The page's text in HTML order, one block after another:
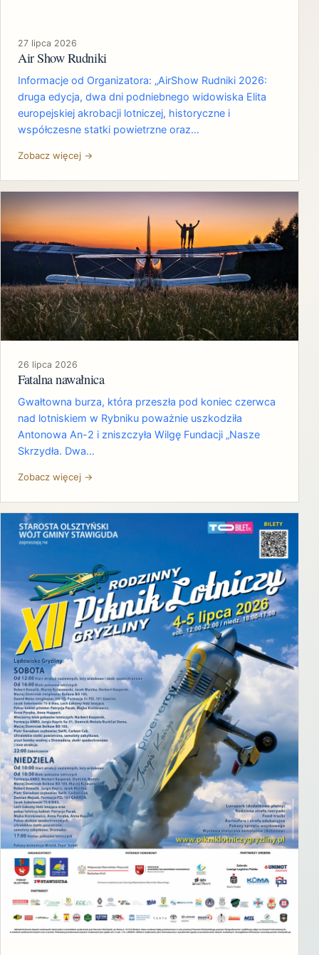
27 lipca 2026
Air Show Rudniki
Informacje od Organizatora: „AirShow Rudniki 2026:
druga edycja, dwa dni podniebnego widowiska Elita
europejskiej akrobacji lotniczej, historyczne i
współczesne statki powietrzne oraz…
Zobacz więcej →
26 lipca 2026
Fatalna nawałnica
Gwałtowna burza, która przeszła pod koniec czerwca
nad lotniskiem w Rybniku poważnie uszkodziła
Antonowa An-2 i zniszczyła Wilgę Fundacji „Nasze
Skrzydła. Dwa…
Zobacz więcej →